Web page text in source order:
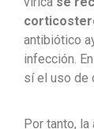
antibiótico
infección.
sí el uso de
Por tanto,